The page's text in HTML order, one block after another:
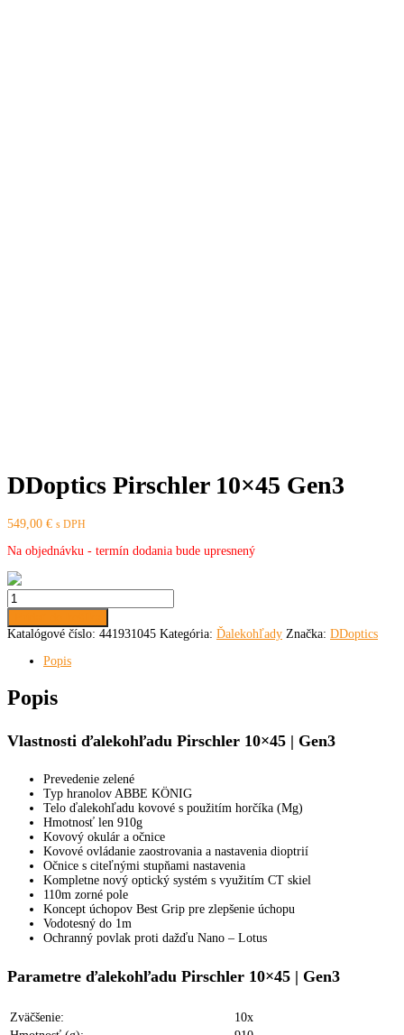
DDoptics Pirschler 10×45 Gen3
549,00 € s DPH
Na objednávku - termín dodania bude upresnený
množstvo
DDoptics
Pirschler
10x45
Katalógové číslo: 441931045 Kategória: Ďalekohľady Značka: DDoptics
Popis
Popis
Vlastnosti ďalekohľadu Pirschler 10×45 | Gen3
Prevedenie zelené
Typ hranolov ABBE KÖNIG
Telo ďalekohľadu kovové s použitím horčíka (Mg)
Hmotnosť len 910g
Kovový okulár a očnice
Kovové ovládanie zaostrovania a nastavenia dioptrií
Očnice s citeľnými stupňami nastavenia
Kompletne nový optický systém s využitím CT skiel
110m zorné pole
Koncept úchopov Best Grip pre zlepšenie úchopu
Vodotesný do 1m
Ochranný povlak proti dažďu Nano – Lotus
Parametre ďalekohľadu Pirschler 10×45 | Gen3
Zväčšenie:
10x